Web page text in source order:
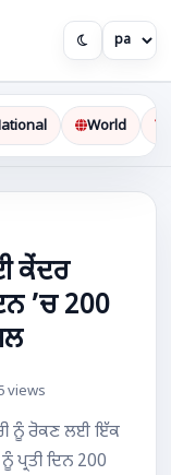
World
ਕੇਂਦਰ
’ਚ 200
views
ਨੂੰ ਰੋਕਣ ਲਈ ਇੱਕ
ਪ੍ਰਤੀ ਦਿਨ 200